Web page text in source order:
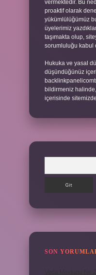
vermektedir. Bu
proaktif olarak
yükümlülüğümüz
üyelerimiz
taşımakta olup,
sorumluluğu kabul
Hukuka ve yasal
düşündüğünüz
bildirmeniz
içerisinde
SON